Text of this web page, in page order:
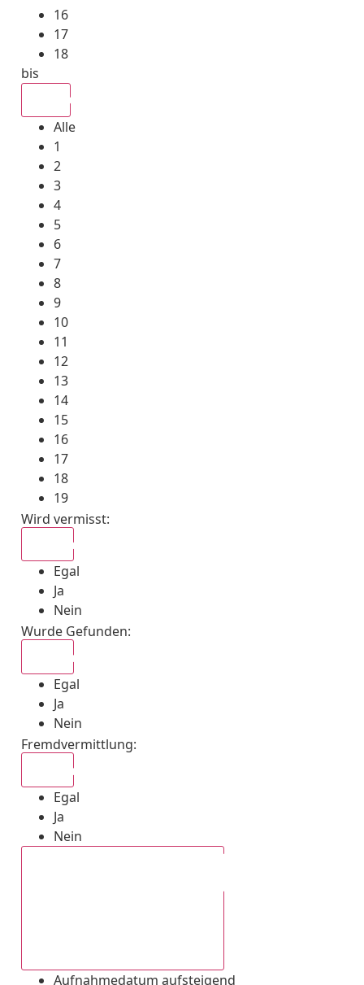
16
17
18
bis
Alle
1
2
3
4
5
6
7
8
9
10
11
12
13
14
15
16
17
18
19
Wird vermisst:
Egal
Ja
Nein
Wurde Gefunden:
Egal
Ja
Nein
Fremdvermittlung:
Egal
Ja
Nein
Aufnahmedatum aufsteigend